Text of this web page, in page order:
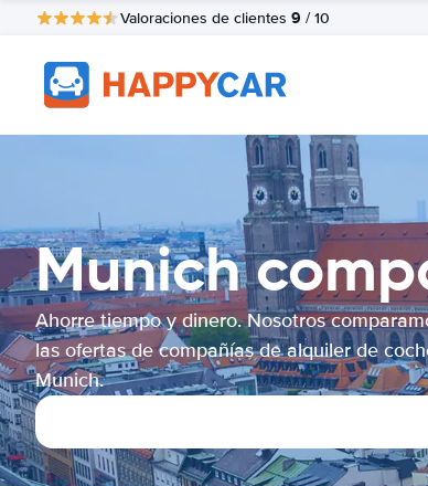
Valoraciones de clientes 9 / 10
Munich
Ahorre tiempo y dinero. Nosotros
las ofertas de compañías de alquiler de
Munich.